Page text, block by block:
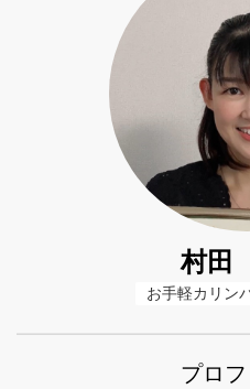
村田
お手軽カリン
プロ